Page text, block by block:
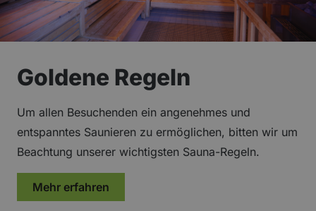
Goldene Regeln
Um allen Besuchenden ein angenehmes und
entspanntes Saunieren zu ermöglichen, bitten wir um
Beachtung unserer wichtigsten Sauna-Regeln.
Mehr erfahren